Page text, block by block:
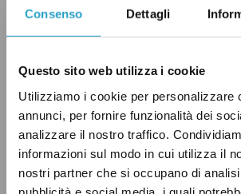
Consenso Dettagli
Questo sito web utilizza i cookie
Utilizziamo i cookie per personalizzare
annunci, per fornire funzionalità dei
analizzare il nostro traffico.
informazioni sul modo in cui utilizza il
nostri partner che si occupano di analisi